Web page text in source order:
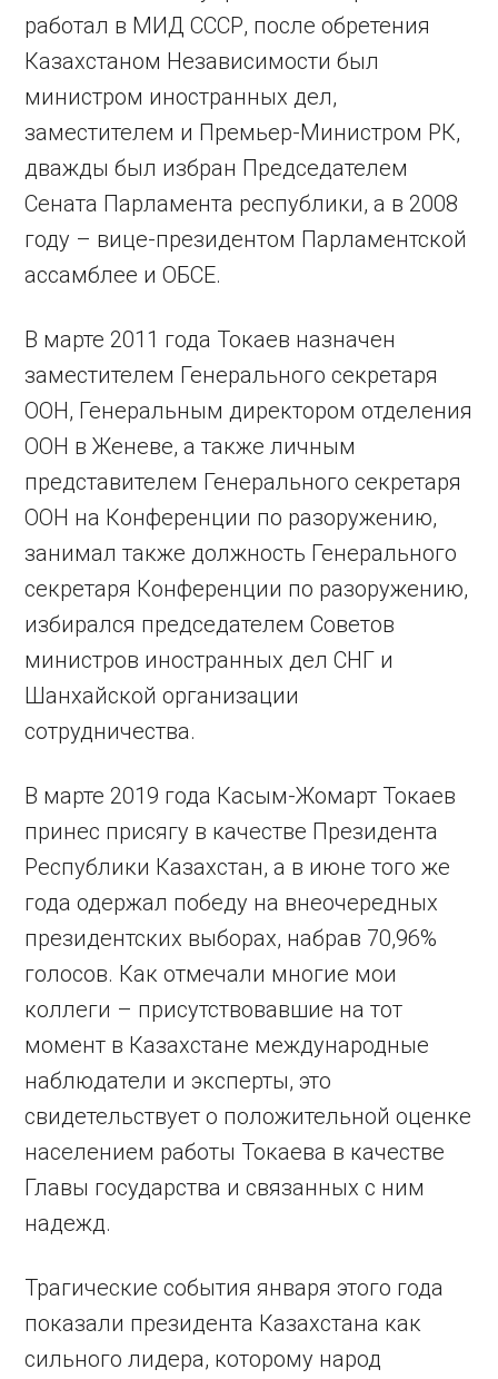
работал в МИД СССР, после обретения
Казахстаном Независимости был
министром иностранных дел,
заместителем и Премьер-Министром РК,
дважды был избран Председателем
Сената Парламента республики, а в 2008
году – вице-президентом Парламентской
ассамблее и ОБСЕ.
В марте 2011 года Токаев назначен
заместителем Генерального секретаря
ООН, Генеральным директором отделения
ООН в Женеве, а также личным
представителем Генерального секретаря
ООН на Конференции по разоружению,
занимал также должность Генерального
секретаря Конференции по разоружению,
избирался председателем Советов
министров иностранных дел СНГ и
Шанхайской организации
сотрудничества.
В марте 2019 года Касым-Жомарт Токаев
принес присягу в качестве Президента
Республики Казахстан, а в июне того же
года одержал победу на внеочередных
президентских выборах, набрав 70,96%
голосов. Как отмечали многие мои
коллеги – присутствовавшие на тот
момент в Казахстане международные
наблюдатели и эксперты, это
свидетельствует о положительной оценке
населением работы Токаева в качестве
Главы государства и связанных с ним
надежд.
Трагические события января этого года
показали президента Казахстана как
сильного лидера, которому народ